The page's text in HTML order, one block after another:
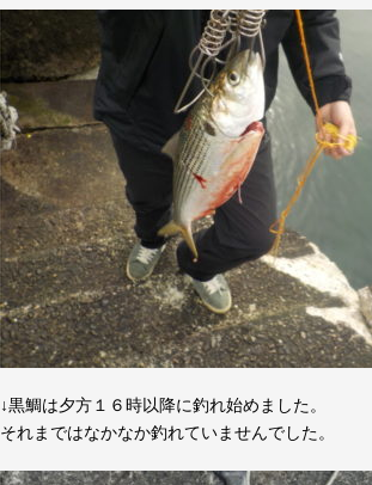
↓黒鯛は夕方１６時以降に釣れ始めました。
それまではなかなか釣れていませんでした。